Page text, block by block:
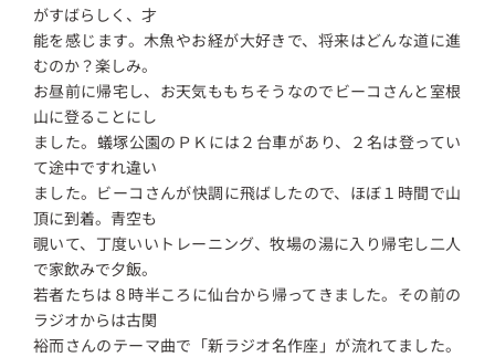
がすばらしく、才
能を感じます。木魚やお経が大好きで、将来はどんな道に進
むのか？楽しみ。
お昼前に帰宅し、お天気ももちそうなのでビーコさんと室根
山に登ることにし
ました。蟻塚公園のＰＫには２台車があり、２名は登ってい
て途中ですれ違い
ました。ビーコさんが快調に飛ばしたので、ほぼ１時間で山
頂に到着。青空も
覗いて、丁度いいトレーニング、牧場の湯に入り帰宅し二人
で家飲みで夕飯。
若者たちは８時半ころに仙台から帰ってきました。その前の
ラジオからは古関
裕而さんのテーマ曲で「新ラジオ名作座」が流れてました。